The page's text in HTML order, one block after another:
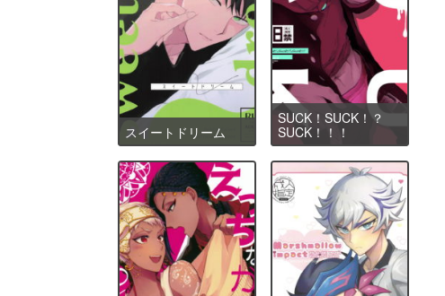
スイートドリーム
SUCK！SUCK！？
SUCK！！！